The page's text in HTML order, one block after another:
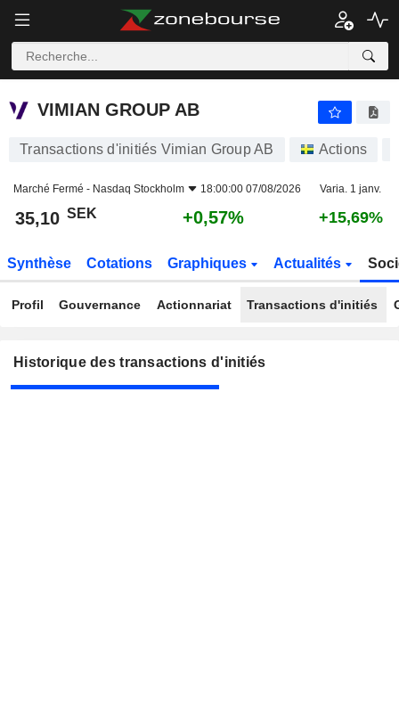
VIMIAN GROUP AB
VIMIAN GROUP AB
Transactions d'initiés Vimian Group AB Actions
Marché Fermé - Nasdaq Stockholm 18:00:00 07/08/2026 Varia. 1 janv.
35,10 SEK +0,57% +15,69%
Synthèse Cotations Graphiques Actualités
Profil Gouvernance Actionnariat Transactions d'initiés
Historique des transactions d'initiés